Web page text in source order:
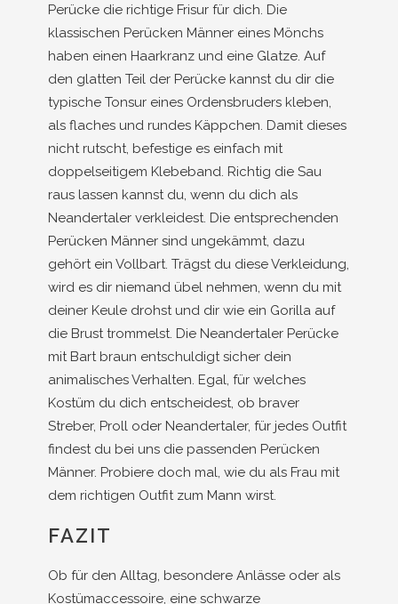
Perücke die richtige Frisur für dich. Die
klassischen Perücken Männer eines Mönchs
haben einen Haarkranz und eine Glatze. Auf
den glatten Teil der Perücke kannst du dir die
typische Tonsur eines Ordensbruders kleben,
als flaches und rundes Käppchen. Damit dieses
nicht rutscht, befestige es einfach mit
doppelseitigem Klebeband. Richtig die Sau
raus lassen kannst du, wenn du dich als
Neandertaler verkleidest. Die entsprechenden
Perücken Männer sind ungekämmt, dazu
gehört ein Vollbart. Trägst du diese Verkleidung,
wird es dir niemand übel nehmen, wenn du mit
deiner Keule drohst und dir wie ein Gorilla auf
die Brust trommelst. Die Neandertaler Perücke
mit Bart braun entschuldigt sicher dein
animalisches Verhalten. Egal, für welches
Kostüm du dich entscheidest, ob braver
Streber, Proll oder Neandertaler, für jedes Outfit
findest du bei uns die passenden Perücken
Männer. Probiere doch mal, wie du als Frau mit
dem richtigen Outfit zum Mann wirst.
FAZIT
Ob für den Alltag, besondere Anlässe oder als
Kostümaccessoire, eine schwarze